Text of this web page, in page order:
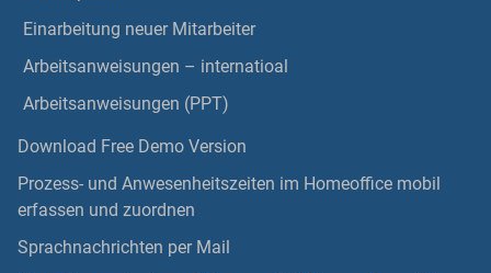
Einarbeitung neuer Mitarbeiter
Arbeitsanweisungen – internatioal
Arbeitsanweisungen (PPT)
Download Free Demo Version
Prozess- und Anwesenheitszeiten im Homeoffice mobil
erfassen und zuordnen
Sprachnachrichten per Mail